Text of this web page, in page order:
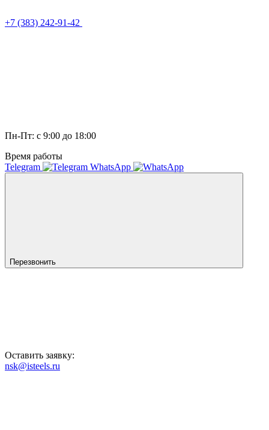
+7 (383) 242-91-42
Пн-Пт: с 9:00 до 18:00
Время работы
Telegram
WhatsApp
Перезвонить
Оставить заявку:
nsk@isteels.ru